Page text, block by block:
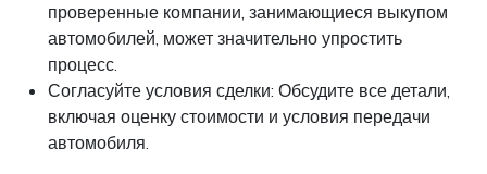
проверенные компании, занимающиеся выкупом
автомобилей, может значительно упростить
процесс.
Согласуйте условия сделки: Обсудите все детали,
включая оценку стоимости и условия передачи
автомобиля.